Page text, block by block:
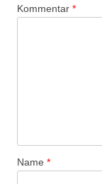
a
n
Kommentar *
Name *